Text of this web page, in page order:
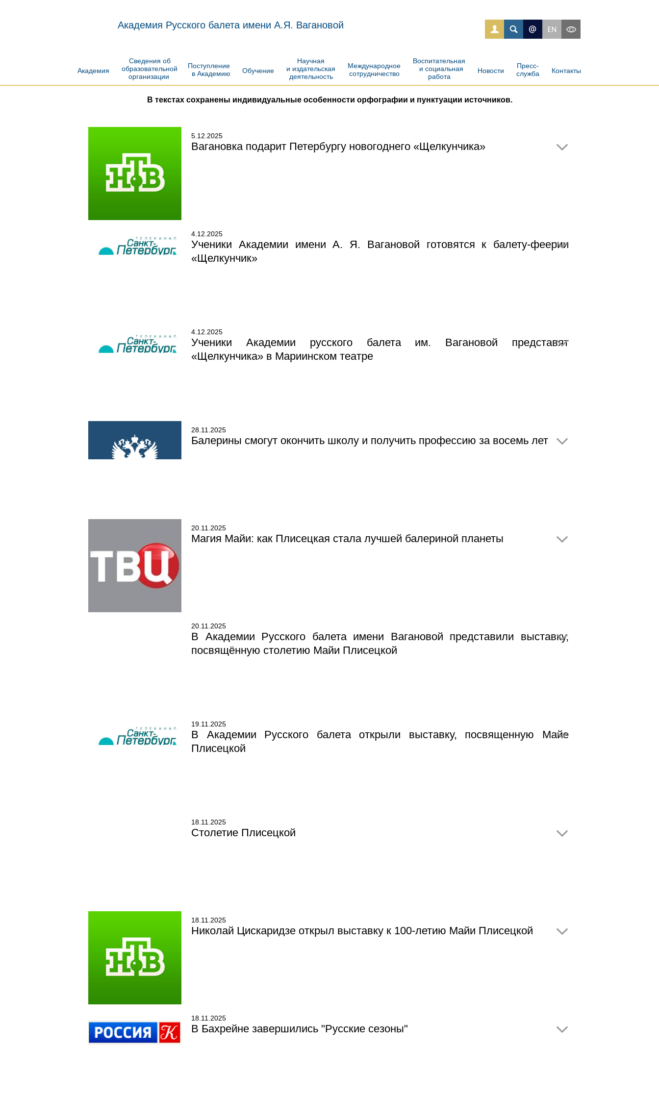
Академия Русского балета имени А.Я. Вагановой
Академия
Сведения об
образовательной
организации
Поступление
в Академию
Обучение
Научная
и издательская
деятельность
Международное
сотрудничество
Воспитательная
и социальная
работа
Новости
Пресс-
служба
Контакты
В текстах сохранены индивидуальные особенности орфографии и пунктуации источников.
5.12.2025
Вагановка подарит Петербургу новогоднего «Щелкунчика»
4.12.2025
Ученики Академии имени А. Я. Вагановой готовятся к балету-феерии
«Щелкунчик»
4.12.2025
Ученики Академии русского балета им. Вагановой представят
«Щелкунчика» в Мариинском театре
28.11.2025
Балерины смогут окончить школу и получить профессию за восемь лет
20.11.2025
Магия Майи: как Плисецкая стала лучшей балериной планеты
20.11.2025
В Академии Русского балета имени Вагановой представили выставку,
посвящённую столетию Майи Плисецкой
19.11.2025
В Академии Русского балета открыли выставку, посвященную Майе
Плисецкой
18.11.2025
Столетие Плисецкой
18.11.2025
Николай Цискаридзе открыл выставку к 100-летию Майи Плисецкой
18.11.2025
В Бахрейне завершились "Русские сезоны"